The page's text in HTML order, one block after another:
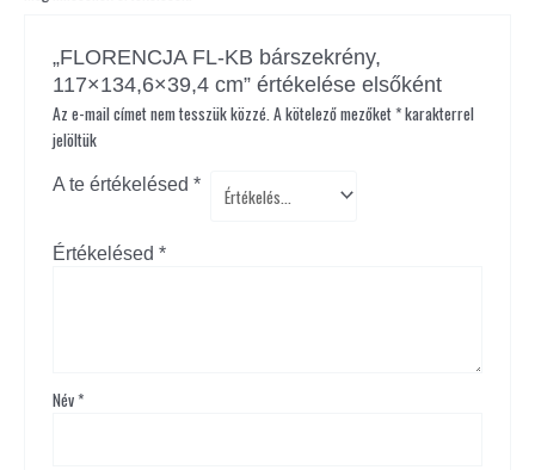
„FLORENCJA FL-KB bárszekrény,
117×134,6×39,4 cm” értékelése elsőként
Az e-mail címet nem tesszük közzé. A kötelező mezőket*karakterrel
jelöltük
A te értékelésed *
Értékelésed *
Név*